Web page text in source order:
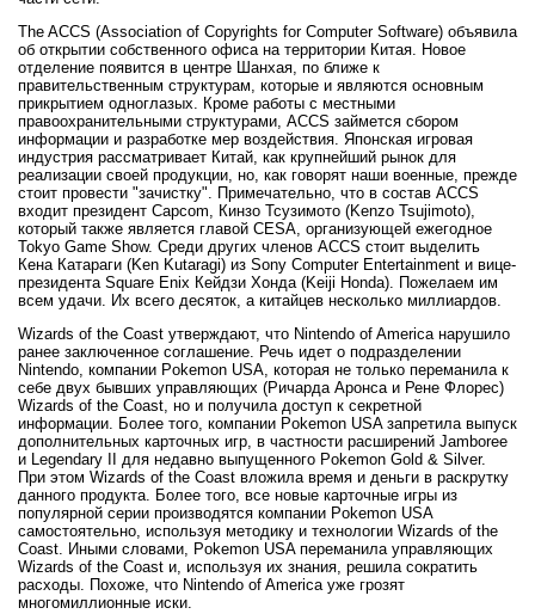
The ACCS (Association of Copyrights for Computer Software) объявила
об открытии собственного офиса на территории Китая. Новое
отделение появится в центре Шанхая, по ближе к
правительственным структурам, которые и являются основным
прикрытием одноглазых. Кроме работы с местными
правоохранительными структурами, ACCS займется сбором
информации и разработке мер воздействия. Японская игровая
индустрия рассматривает Китай, как крупнейший рынок для
реализации своей продукции, но, как говорят наши военные, прежде
стоит провести "зачистку". Примечательно, что в состав ACCS
входит президент Capcom, Кинзо Тсузимото (Kenzo Tsujimoto),
который также является главой CESA, организующей ежегодное
Tokyo Game Show. Среди других членов ACCS стоит выделить
Кена Катараги (Ken Kutaragi) из Sony Computer Entertainment и вице-
президента Square Enix Кейдзи Хонда (Keiji Honda). Пожелаем им
всем удачи. Их всего десяток, а китайцев несколько миллиардов.
Wizards of the Coast утверждают, что Nintendo of America нарушило
ранее заключенное соглашение. Речь идет о подразделении
Nintendo, компании Pokemon USA, которая не только переманила к
себе двух бывших управляющих (Ричарда Аронса и Рене Флорес)
Wizards of the Coast, но и получила доступ к секретной
информации. Более того, компании Pokemon USA запретила выпуск
дополнительных карточных игр, в частности расширений Jamboree
и Legendary II для недавно выпущенного Pokemon Gold & Silver.
При этом Wizards of the Coast вложила время и деньги в раскрутку
данного продукта. Более того, все новые карточные игры из
популярной серии производятся компании Pokemon USA
самостоятельно, используя методику и технологии Wizards of the
Coast. Иными словами, Pokemon USA переманила управляющих
Wizards of the Coast и, используя их знания, решила сократить
расходы. Похоже, что Nintendo of America уже грозят
многомиллионные иски.